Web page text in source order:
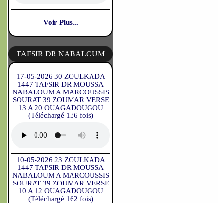
Voir Plus...
TAFSIR DR NABALOUM
17-05-2026 30 ZOULKADA
1447 TAFSIR DR MOUSSA
NABALOUM A MARCOUSSIS
SOURAT 39 ZOUMAR VERSE
13 A 20 OUAGADOUGOU
(Téléchargé 136 fois)
10-05-2026 23 ZOULKADA
1447 TAFSIR DR MOUSSA
NABALOUM A MARCOUSSIS
SOURAT 39 ZOUMAR VERSE
10 A 12 OUAGADOUGOU
(Téléchargé 162 fois)